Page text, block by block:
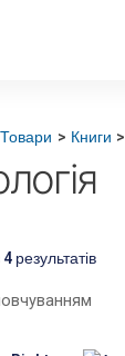
Товари Книги
результатів